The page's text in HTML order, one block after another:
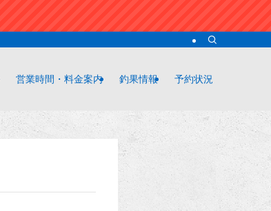
営業時間・料金案内 釣果情報 予約状況